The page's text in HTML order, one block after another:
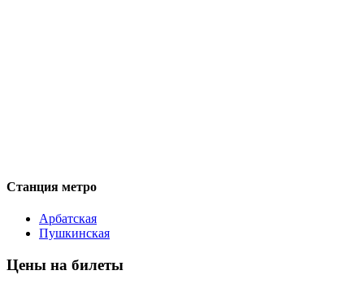
Станция метро
Арбатская
Пушкинская
Цены на билеты